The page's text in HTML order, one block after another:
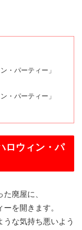
・パーティー」
・パーティー」
ロウィン・パ
廃屋に、
を開きます。
な気持ち悪いよう